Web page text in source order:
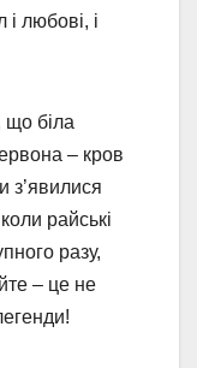
любові, і
що біла
– кров
з’явилися
райські
разу,
– це не